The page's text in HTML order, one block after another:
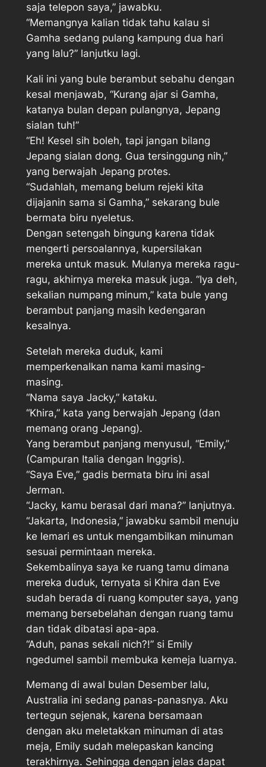
saja telepon saya,” jawabku.
“Memangnya kalian tidak tahu kalau si
Gamha sedang pulang kampung dua hari
yang lalu?” lanjutku lagi.
Kali ini yang bule berambut sebahu dengan
kesal menjawab, “Kurang ajar si Gamha,
katanya bulan depan pulangnya, Jepang
sialan tuh!”
“Eh! Kesel sih boleh, tapi jangan bilang
Jepang sialan dong. Gua tersinggung nih,”
yang berwajah Jepang protes.
“Sudahlah, memang belum rejeki kita
dijajanin sama si Gamha,” sekarang bule
bermata biru nyeletus.
Dengan setengah bingung karena tidak
mengerti persoalannya, kupersilakan
mereka untuk masuk. Mulanya mereka ragu-
ragu, akhirnya mereka masuk juga. “Iya deh,
sekalian numpang minum,” kata bule yang
berambut panjang masih kedengaran
kesalnya.
Setelah mereka duduk, kami
memperkenalkan nama kami masing-
masing.
“Nama saya Jacky,” kataku.
“Khira,” kata yang berwajah Jepang (dan
memang orang Jepang).
Yang berambut panjang menyusul, “Emily,”
(Campuran Italia dengan Inggris).
“Saya Eve,” gadis bermata biru ini asal
Jerman.
“Jacky, kamu berasal dari mana?” lanjutnya.
“Jakarta, Indonesia,” jawabku sambil menuju
ke lemari es untuk mengambilkan minuman
sesuai permintaan mereka.
Sekembalinya saya ke ruang tamu dimana
mereka duduk, ternyata si Khira dan Eve
sudah berada di ruang komputer saya, yang
memang bersebelahan dengan ruang tamu
dan tidak dibatasi apa-apa.
“Aduh, panas sekali nich?!” si Emily
ngedumel sambil membuka kemeja luarnya.
Memang di awal bulan Desember lalu,
Australia ini sedang panas-panasnya. Aku
tertegun sejenak, karena bersamaan
dengan aku meletakkan minuman di atas
meja, Emily sudah melepaskan kancing
terakhirnya. Sehingga dengan jelas dapat